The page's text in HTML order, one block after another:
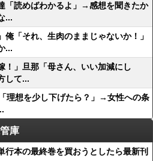
「読めばわかるよ」→感想を聞きたか
...
「それ、生肉のままじゃないか！」
...
！」旦那「母さん、いい加減にし
して...
理想を少し下げたら？」→女性への条
庫
行本の最終巻を買おうとしたら最新刊